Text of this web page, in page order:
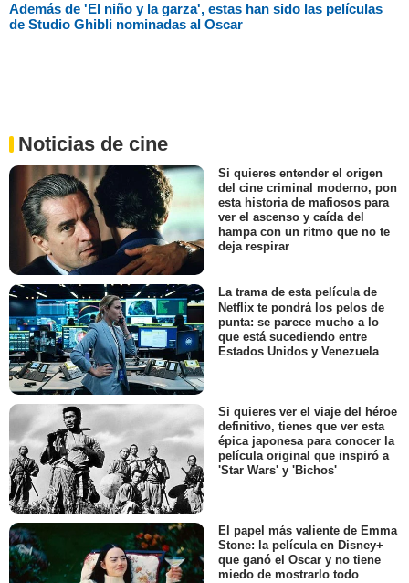
Además de 'El niño y la garza', estas han sido las películas
de Studio Ghibli nominadas al Oscar
Noticias de cine
Si quieres entender el origen
del cine criminal moderno, pon
esta historia de mafiosos para
ver el ascenso y caída del
hampa con un ritmo que no te
deja respirar
La trama de esta película de
Netflix te pondrá los pelos de
punta: se parece mucho a lo
que está sucediendo entre
Estados Unidos y Venezuela
Si quieres ver el viaje del héroe
definitivo, tienes que ver esta
épica japonesa para conocer la
película original que inspiró a
'Star Wars' y 'Bichos'
El papel más valiente de Emma
Stone: la película en Disney+
que ganó el Oscar y no tiene
miedo de mostrarlo todo